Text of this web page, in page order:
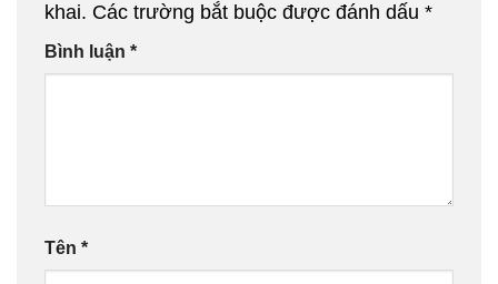
khai. Các trường bắt buộc được đánh dấu *
Bình luận *
Tên *